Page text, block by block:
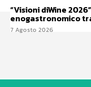
“Visioni diWine
enogastronomico
7 Agosto 2026